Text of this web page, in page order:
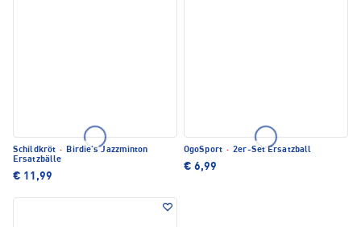
Schildkröt · Birdie's Jazzminton
Ersatzbälle
€ 11,99
OgoSport · 2er-Set Ersatzball
€ 6,99